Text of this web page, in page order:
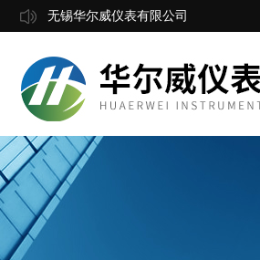
无锡华尔威仪表有限公司